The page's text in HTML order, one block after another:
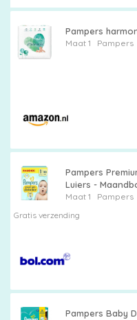
Pampers
Maat 1 Pampers
Pampers
Luiers -
Maat 1 Pampers
Gratis verzending
Pampers Baby